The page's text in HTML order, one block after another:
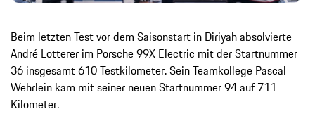
Beim letzten Test vor dem Saisonstart in Diriyah absolvierte
André Lotterer im Porsche 99X Electric mit der Startnummer
36 insgesamt 610 Testkilometer. Sein Teamkollege Pascal
Wehrlein kam mit seiner neuen Startnummer 94 auf 711
Kilometer.